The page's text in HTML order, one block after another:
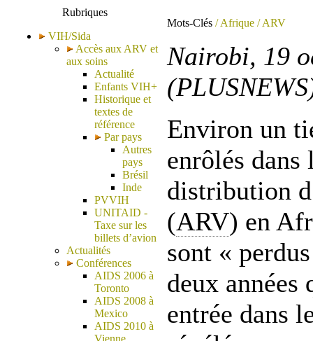
Rubriques
VIH/Sida
Accès aux ARV et
aux soins
Actualité
Enfants VIH+
Historique et
textes de
référence
Par pays
Autres
pays
Brésil
Inde
PVVIH
UNITAID -
Taxe sur les
billets d’avion
Actualités
Conférences
AIDS 2006 à
Toronto
AIDS 2008 à
Mexico
AIDS 2010 à
Vienne
Mots-Clés / Afrique / ARV
Nairobi, 19
Environ un
enrôlés dans
distribution
(ARV) en
sont «
deux
entrée dans